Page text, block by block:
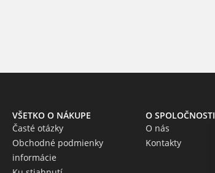
VŠETKO O NÁKUPE
Časté otázky
Obchodné podmienky
informácie
O SPOLOČNOSTI
O nás
Kontakty